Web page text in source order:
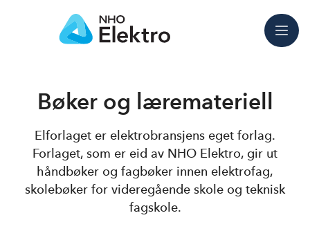
Meny
Bøker og læremateriell
Elforlaget er elektrobransjens eget forlag.
Forlaget, som er eid av NHO Elektro, gir ut
håndbøker og fagbøker innen elektrofag,
skolebøker for videregående skole og teknisk
fagskole.